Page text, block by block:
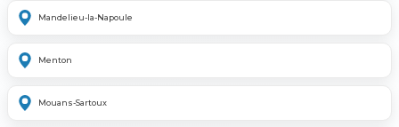
Mandelieu-la-Napoule
Menton
Mouans-Sartoux